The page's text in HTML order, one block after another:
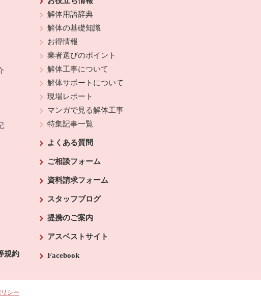
規約
解体用語辞典
解体の基礎知識
お得情報
業者選びのポイント
解体工事について
解体サポートについて
現場レポート
マンガで見る解体工事
特集記事一覧
よくある質問
ご相談フォーム
資料請求フォーム
スタッフブログ
提携のご案内
アスベストサイト
Facebook
シー